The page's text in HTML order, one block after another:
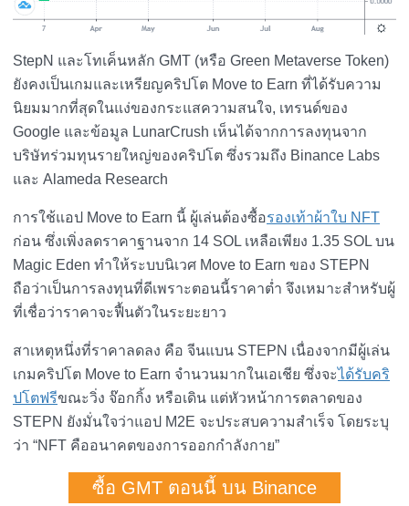
StepN และโทเค็นหลัก GMT (หรือ Green Metaverse Token)
ยังคงเป็นเกมและเหรียญคริปโต Move to Earn ที่ได้รับความ
นิยมมากที่สุดในแง่ของกระแสความสนใจ, เทรนด์ของ
Google และข้อมูล LunarCrush เห็นได้จากการลงทุนจาก
บริษัทร่วมทุนรายใหญ่ของคริปโต ซึ่งรวมถึง Binance Labs
และ Alameda Research
การใช้แอป Move to Earn นี้ ผู้เล่นต้องซื้อรองเท้าผ้าใบ NFT
ก่อน ซึ่งเพิ่งลดราคาฐานจาก 14 SOL เหลือเพียง 1.35 SOL บน
Magic Eden ทำให้ระบบนิเวศ Move to Earn ของ STEPN
ถือว่าเป็นการลงทุนที่ดีเพราะตอนนี้ราคาต่ำ จึงเหมาะสำหรับผู้
ที่เชื่อว่าราคาจะฟื้นตัวในระยะยาว
สาเหตุหนึ่งที่ราคาลดลง คือ จีนแบน STEPN เนื่องจากมีผู้เล่น
เกมคริปโต Move to Earn จำนวนมากในเอเชีย ซึ่งจะได้รับคริ
ปโตฟรีขณะวิ่ง จ๊อกกิ้ง หรือเดิน แต่หัวหน้าการตลาดของ
STEPN ยังมั่นใจว่าแอป M2E จะประสบความสำเร็จ โดยระบุ
ว่า “NFT คืออนาคตของการออกกำลังกาย”
ซื้อ GMT ตอนนี้ บน Binance